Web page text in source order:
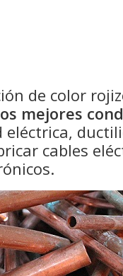
de color
mejores
cables